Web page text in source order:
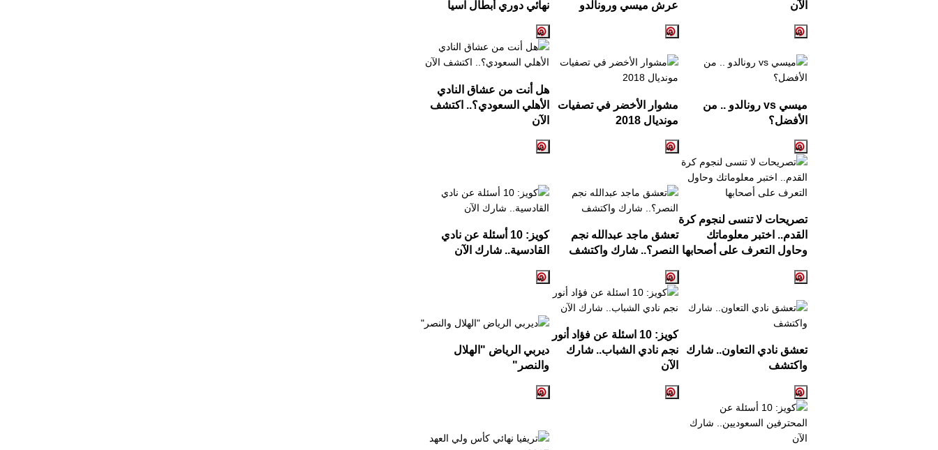
الآن
عرش ميسي ورونالدو
نهائي دوري أبطال آسيا
ميسي vs رونالدو .. من
الأفضل؟
مشوار الأخضر في تصفيات
مونديال 2018
هل أنت من عشاق النادي
الأهلي السعودي؟.. اكتشف
الآن
تصريحات لا تنسى لنجوم كرة
القدم.. اختبر معلوماتك
وحاول التعرف على أصحابها
تعشق ماجد عبدالله نجم
النصر؟.. شارك واكتشف
كويز: 10 أسئلة عن نادي
القادسية.. شارك الآن
تعشق نادي التعاون.. شارك
واكتشف
كويز: 10 اسئلة عن فؤاد أنور
نجم نادي الشباب.. شارك
الآن
ديربي الرياض "الهلال
والنصر "